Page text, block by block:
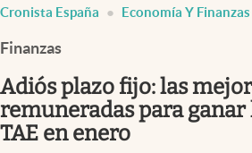
España
Cronista España Economía Y Finanzas
Finanzas
Adiós plazo fijo: las
remuneradas para ganar
TAE en enero